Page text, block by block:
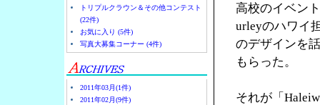
トリプルクラウン＆その他コンテスト
(22件)
お気に入り (5件)
写真大募集コーナー (4件)
2011年03月(1件)
2011年02月(9件)
高校のイベン
urleyのハワイ
のデザインを
もらった。
それが「